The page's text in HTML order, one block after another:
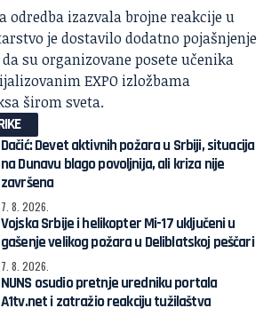
odredba izazvala brojne reakcije u
je dostavilo dodatno pojašnjenje
su organizovane posete učenika
EXPO izložbama
širom sveta.
Dačić: Devet aktivnih požara u Srbiji, situacija
na Dunavu blago povoljnija, ali kriza nije
završena
7. 8. 2026.
Vojska Srbije i helikopter Mi-17 uključeni u
gašenje velikog požara u Deliblatskoj peščari
7. 8. 2026.
NUNS osudio pretnje uredniku portala
A1tv.net i zatražio reakciju tužilaštva